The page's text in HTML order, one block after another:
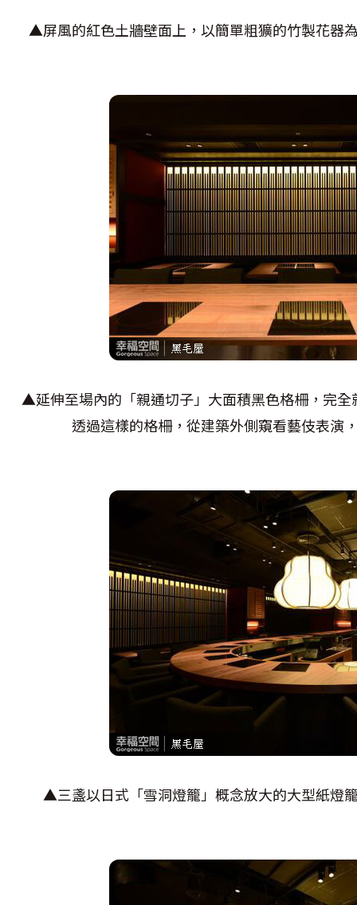
▲屏風的紅色土牆壁面上，以簡單粗獷的竹製花器
▲延伸至場內的「親通切子」大面積黑色格柵，完
透過這樣的格柵，從建築外側窺看藝伎表演
▲三盞以日式「雪洞燈籠」概念放大的大型紙燈